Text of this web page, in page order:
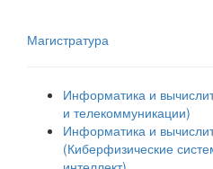
Магистратура
Информатика и
и телекоммуникации)
Информатика и
(Киберфизические